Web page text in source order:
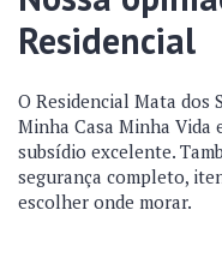
Residencial
O Residencial Mata dos
Minha Casa Minha Vida
subsídio excelente.
segurança completo,
escolher onde morar.